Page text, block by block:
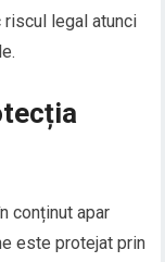
riscul legal atunci
conținut apar
este protejat prin